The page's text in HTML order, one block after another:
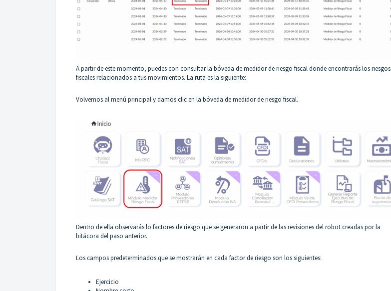
A partir de este momento, puedes con consultar la bóveda de medidor de riesgo fiscal donde encontrarás los riesgos
fiscales relacionados a tus movimientos. La ruta es la siguiente:
Volvemos al menú principal y damos clic en la bóveda de medidor de riesgo fiscal.
Dentro de ella observarás lo factores de riesgo que se generaron a partir de las revisiones del robot creadas por la
bitácora del paso anterior.
Los campos predeterminados que se mostrarán en cada factor de riesgo son los siguientes:
Ejercicio